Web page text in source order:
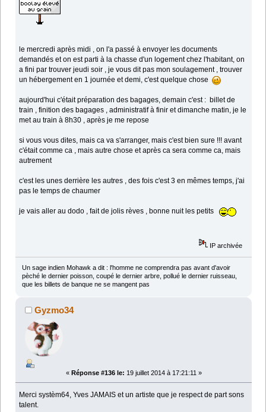
le mercredi après midi , on l'a passé à envoyer les documents
demandés et on est parti à la chasse d'un logement chez l'habitant, on
a fini par trouver jeudi soir , je vous dit pas mon soulagement , trouver
un hébergement en 1 journée et demi, c'est quelque chose
aujourd'hui c'était préparation des bagages, demain c'est : billet de
train , finition des bagages , administratif à finir et dimanche matin, je le
met au train à 8h30 , après je me repose
si vous vous dites, mais ca va s'arranger, mais c'est bien sure !!! avant
c'était comme ca , mais autre chose et après ca sera comme ca, mais
autrement
c'est les unes derrière les autres , des fois c'est 3 en mêmes temps, j'ai
pas le temps de chaumer
je vais aller au dodo , fait de jolis rèves , bonne nuit les petits
IP archivée
Un sage indien Mohawk a dit : l'homme ne comprendra pas avant d'avoir
pèché le dernier poisson, coupé le dernier arbre, pollué le dernier ruisseau,
que les billets de banque ne se mangent pas
Gyzmo34
« Réponse #136 le: 19 juillet 2014 à 17:21:11 »
Merci systèm64, Yves JAMAIS et un artiste que je respect de part sons
talent.